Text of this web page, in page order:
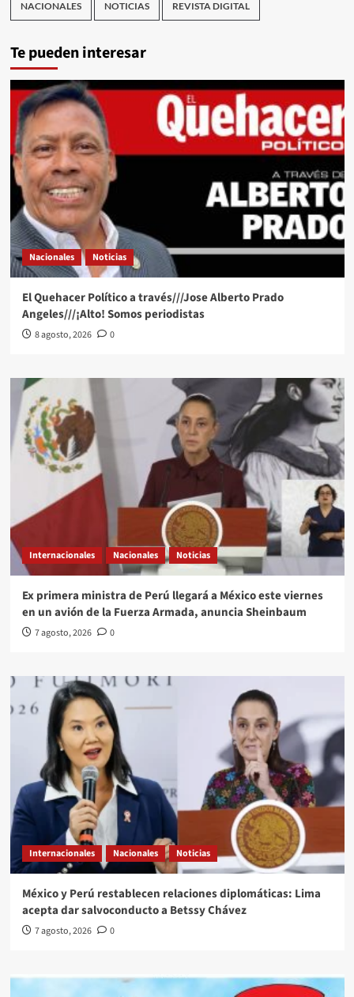
NACIONALES NOTICIAS REVISTA DIGITAL
Te pueden interesar
Nacionales Noticias
El Quehacer Político a través///Jose Alberto Prado
Angeles///¡Alto! Somos periodistas
8 agosto, 2026 0
Internacionales Nacionales Noticias
Ex primera ministra de Perú llegará a México este viernes
en un avión de la Fuerza Armada, anuncia Sheinbaum
7 agosto, 2026 0
Internacionales Nacionales Noticias
México y Perú restablecen relaciones diplomáticas: Lima
acepta dar salvoconducto a Betssy Chávez
7 agosto, 2026 0